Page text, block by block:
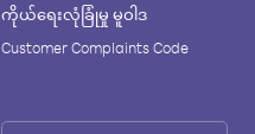
ကိုယ်ရေးလုံခြုံမှု မူဝါဒ
Customer Complaints Code